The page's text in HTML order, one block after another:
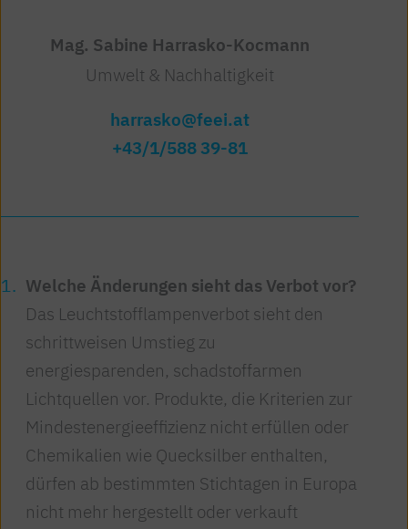
Mag. Sabine Harrasko-Kocmann
Umwelt & Nachhaltigkeit
harrasko@feei.at
+43/1/588 39-81
Welche Änderungen sieht das Verbot vor?
Das Leuchtstofflampenverbot sieht den
schrittweisen Umstieg zu
energiesparenden, schadstoffarmen
Lichtquellen vor. Produkte, die Kriterien zur
Mindestenergieeffizienz nicht erfüllen oder
Chemikalien wie Quecksilber enthalten,
dürfen ab bestimmten Stichtagen in Europa
nicht mehr hergestellt oder verkauft